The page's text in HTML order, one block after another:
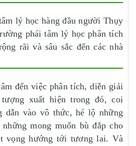
lý học hàng đầu người Thụy
phái tâm lý học phân tích
rãi và sâu sắc đến các nhà
đến việc phân tích, diễn giải
xuất hiện trong đó, coi
dẫn vào vô thức, hé lộ những
mong muốn bù đắp cho
vọng hướng tới tương lai. Và